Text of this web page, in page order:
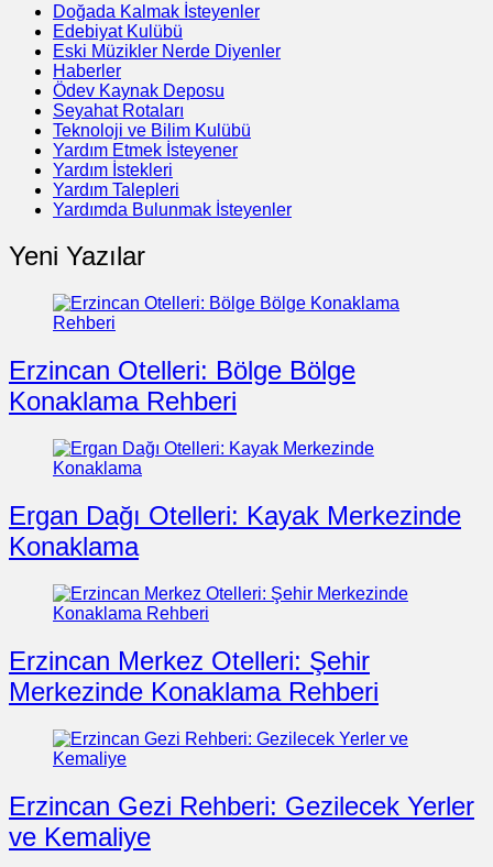
Doğada Kalmak İsteyenler
Edebiyat Kulübü
Eski Müzikler Nerde Diyenler
Haberler
Ödev Kaynak Deposu
Seyahat Rotaları
Teknoloji ve Bilim Kulübü
Yardım Etmek İsteyener
Yardım İstekleri
Yardım Talepleri
Yardımda Bulunmak İsteyenler
Yeni Yazılar
Erzincan Otelleri: Bölge Bölge
Konaklama Rehberi
Ergan Dağı Otelleri: Kayak Merkezinde
Konaklama
Erzincan Merkez Otelleri: Şehir
Merkezinde Konaklama Rehberi
Erzincan Gezi Rehberi: Gezilecek Yerler
ve Kemaliye